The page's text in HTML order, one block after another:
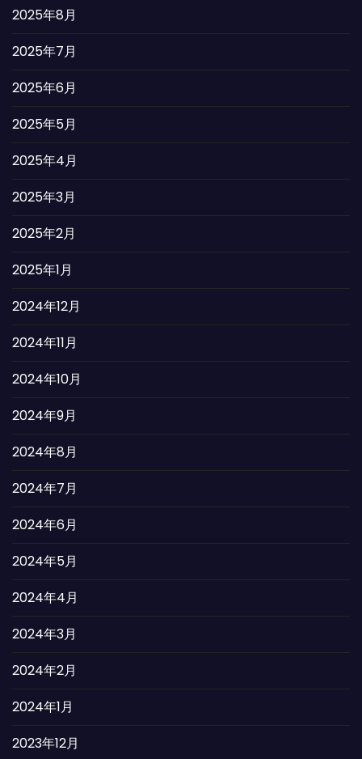
2025年8月
2025年7月
2025年6月
2025年5月
2025年4月
2025年3月
2025年2月
2025年1月
2024年12月
2024年11月
2024年10月
2024年9月
2024年8月
2024年7月
2024年6月
2024年5月
2024年4月
2024年3月
2024年2月
2024年1月
2023年12月